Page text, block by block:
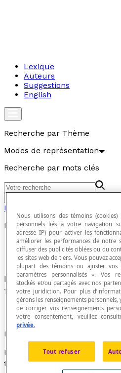
Lexique
Auteurs
Suggestions
English
Recherche par Thème
Modes de représentation
Recherche par mots clés
Modes de représentation
Fraction complexe
Fraction dont les termes
fractions ou des
Exemples
Les deux expressions ci-
fractions complexes :
Nous utilisons des témoins
personnels liés à votre navigation
adresse IP) pour activer les
améliorer les performances de notre
diffuser des publicités ciblées ou du
les sites web de tiers. Vous pouvez
plupart des témoins ou ajuster vos
paramètres personnalisés ». Vos
stockés et/ou partagés avec nos
votre juridiction. Pour plus
gérons les renseignements personnels,
de corriger vos renseignements
votre consentement, veuillez
privée.
Tout refuser